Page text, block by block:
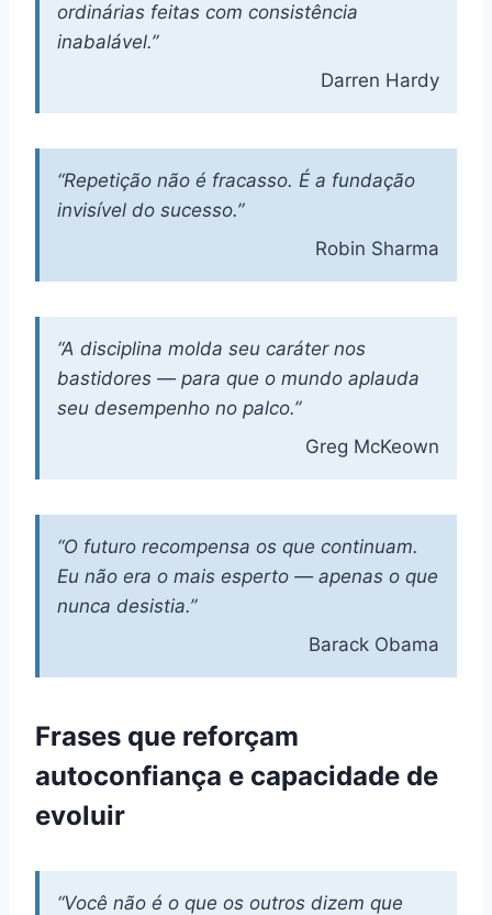
ordinárias feitas com consistência
inabalável.”
Darren Hardy
“Repetição não é fracasso. É a fundação
invisível do sucesso.”
Robin Sharma
“A disciplina molda seu caráter nos
bastidores — para que o mundo aplauda
seu desempenho no palco.”
Greg McKeown
“O futuro recompensa os que continuam.
Eu não era o mais esperto — apenas o que
nunca desistia.”
Barack Obama
Frases que reforçam
autoconfiança e capacidade de
evoluir
“Você não é o que os outros dizem que